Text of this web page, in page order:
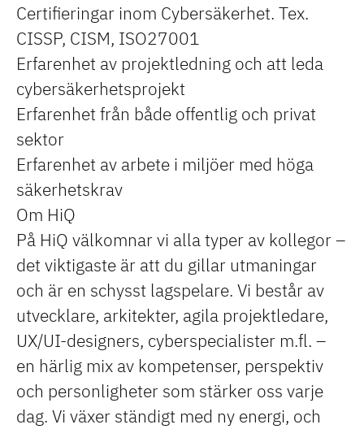
Certifieringar inom Cybersäkerhet. Tex.
CISSP, CISM, ISO27001
Erfarenhet av projektledning och att leda
cybersäkerhetsprojekt
Erfarenhet från både offentlig och privat
sektor
Erfarenhet av arbete i miljöer med höga
säkerhetskrav
Om HiQ
På HiQ välkomnar vi alla typer av kollegor –
det viktigaste är att du gillar utmaningar
och är en schysst lagspelare. Vi består av
utvecklare, arkitekter, agila projektledare,
UX/UI-designers, cyberspecialister m.fl. –
en härlig mix av kompetenser, perspektiv
och personligheter som stärker oss varje
dag. Vi växer ständigt med ny energi, och